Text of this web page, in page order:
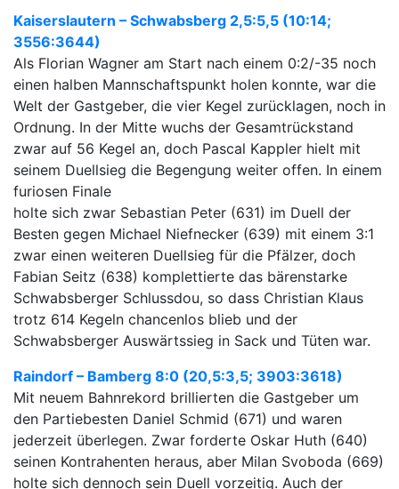
Kaiserslautern – Schwabsberg 2,5:5,5 (10:14;
3556:3644)
Als Florian Wagner am Start nach einem 0:2/-35 noch
einen halben Mannschaftspunkt holen konnte, war die
Welt der Gastgeber, die vier Kegel zurücklagen, noch in
Ordnung. In der Mitte wuchs der Gesamtrückstand
zwar auf 56 Kegel an, doch Pascal Kappler hielt mit
seinem Duellsieg die Begengung weiter offen. In einem
furiosen Finale
holte sich zwar Sebastian Peter (631) im Duell der
Besten gegen Michael Niefnecker (639) mit einem 3:1
zwar einen weiteren Duellsieg für die Pfälzer, doch
Fabian Seitz (638) komplettierte das bärenstarke
Schwabsberger Schlussdou, so dass Christian Klaus
trotz 614 Kegeln chancenlos blieb und der
Schwabsberger Auswärtssieg in Sack und Tüten war.
Raindorf – Bamberg 8:0 (20,5:3,5; 3903:3618)
Mit neuem Bahnrekord brillierten die Gastgeber um
den Partiebesten Daniel Schmid (671) und waren
jederzeit überlegen. Zwar forderte Oskar Huth (640)
seinen Kontrahenten heraus, aber Milan Svoboda (669)
holte sich dennoch sein Duell vorzeitig. Auch der